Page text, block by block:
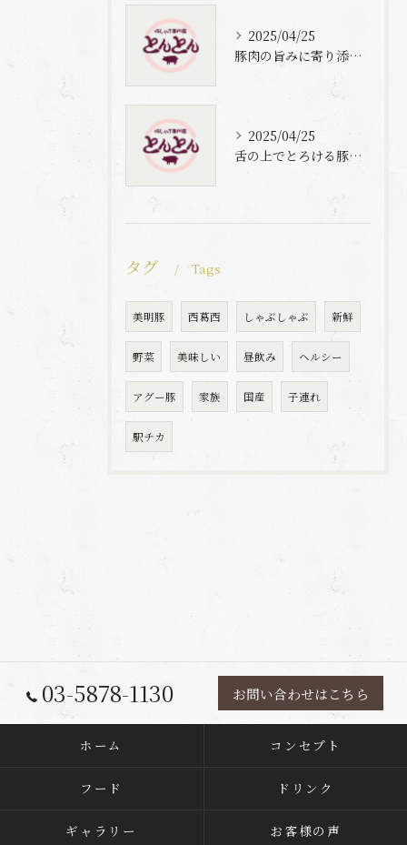
2025/04/25
豚肉の旨みに寄り添う自家製梅出汁の魅力
2025/04/25
舌の上でとろける豚肉と自家製梅出汁の魅力
タグ Tags
美明豚 西葛西 しゃぶしゃぶ 新鮮
野菜 美味しい 昼飲み ヘルシー
アグー豚 家族 国産 子連れ
駅チカ
03-5878-1130 お問い合わせはこちら
ホーム コンセプト
フード ドリンク
ギャラリー お客様の声